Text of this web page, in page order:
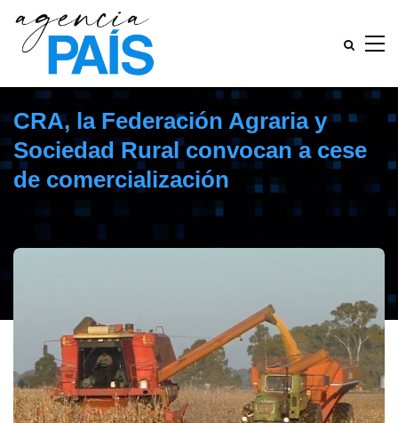
CRA, la Federación Agraria y
Sociedad Rural convocan a cese
de comercialización